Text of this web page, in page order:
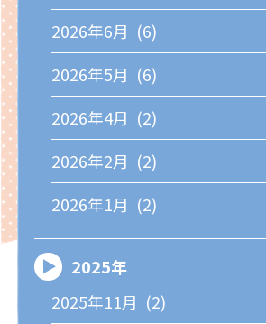
2026年6月 (6)
2026年5月 (6)
2026年4月 (2)
2026年2月 (2)
2026年1月 (2)
2025年
2025年11月 (2)